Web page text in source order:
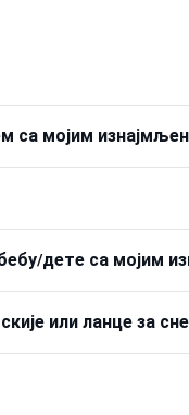
са мојим
дете са мојим
или ланце за